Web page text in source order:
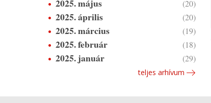
2025. május (20)
2025. április (20)
2025. március (19)
2025. február (18)
2025. január (29)
teljes arhívum